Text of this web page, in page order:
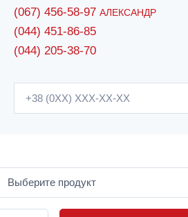
(067) 456-58-97 АЛЕКСАНДР
(044) 451-86-85
(044) 205-38-70